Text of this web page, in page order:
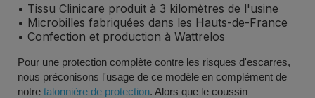
• Tissu Clinicare produit à 3 kilomètres de l'usine
• Microbilles fabriquées dans les Hauts-de-France
• Confection et production à Wattrelos
Pour une protection complète contre les risques d'escarres,
nous préconisons l'usage de ce modèle en complément de
notre talonnière de protection. Alors que le coussin